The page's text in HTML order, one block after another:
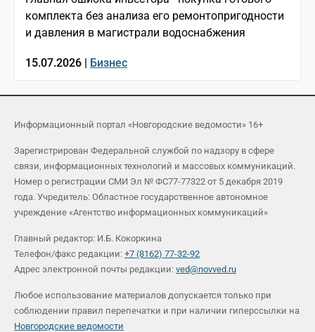
комплекта без анализа его ремонтопригодности
и давления в магистрали водоснабжения
15.07.2026 | Бизнес
Информационный портал «Новгородские ведомости» 16+
Зарегистрирован Федеральной службой по надзору в сфере
связи, информационных технологий и массовых коммуникаций.
Номер о регистрации СМИ Эл № ФС77-77322 от 5 декабря 2019
года. Учредитель: Областное государственное автономное
учреждение «Агентство информационных коммуникаций»
Главный редактор: И.Б. Кокоркина
Телефон/факс редакции: +7 (8162) 77-32-92
Адрес электронной почты редакции: ved@novved.ru
Любое использование материалов допускается только при
соблюдении правил перепечатки и при наличии гиперссылки на
Новгородские ведомости